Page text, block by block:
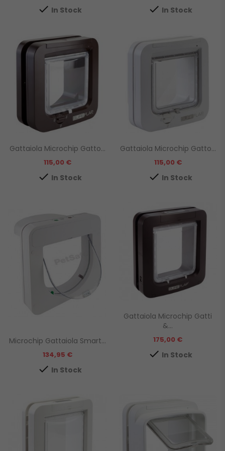
 In Stock  In Stock
Gattaiola Microchip Gatto...
Prezzo
115,00 €
 In Stock
Gattaiola Microchip Gatto...
Prezzo
115,00 €
 In Stock
Microchip Gattaiola Smart...
Prezzo
134,95 €
 In Stock
Gattaiola Microchip Gatti
&...
Prezzo
175,00 €
 In Stock